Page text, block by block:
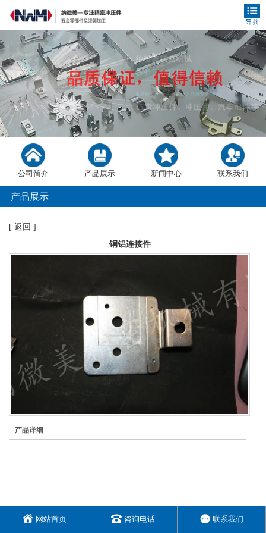
公司简介 产品展示 新闻中心 联系我们
产品展示
[ 返回 ]
铜铝连接件
产品详细
网站首页 咨询电话 联系我们